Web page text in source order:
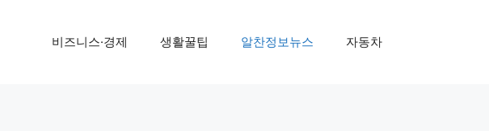
비즈니스·경제 생활꿀팁 알찬정보뉴스 자동차